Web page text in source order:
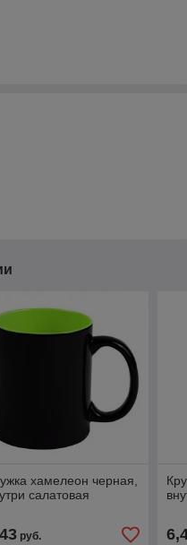
хамелеон черная,
салатовая
руб.